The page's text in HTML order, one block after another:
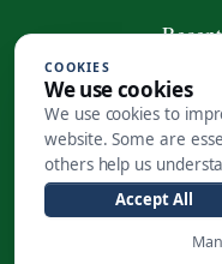
För
COOKIES
We use cookies
We use cookies to
website. Some are
others help us
Accept All